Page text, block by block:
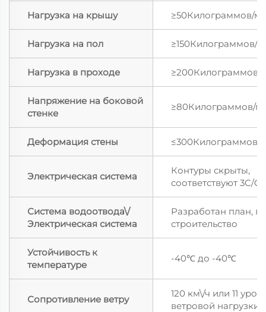
Нагрузка на крышу ≥50Килограммов/м2
Нагрузка на пол ≥150Килограммов/
Нагрузка в проходе ≥200Килограммов/
Напряжение на боковой
стенке
≥80Килограммов/
Деформация стены ≤300Килограммов/
Электрическая система
Контуры скрыты,
соответствуют 3C/
Система водоотвода\/
Электрическая система
Разработан план,
строительство
Устойчивость к
температуре
-40℃ до -40℃
Сопротивление ветру
120 км\/ч или 11
ветровой нагрузки